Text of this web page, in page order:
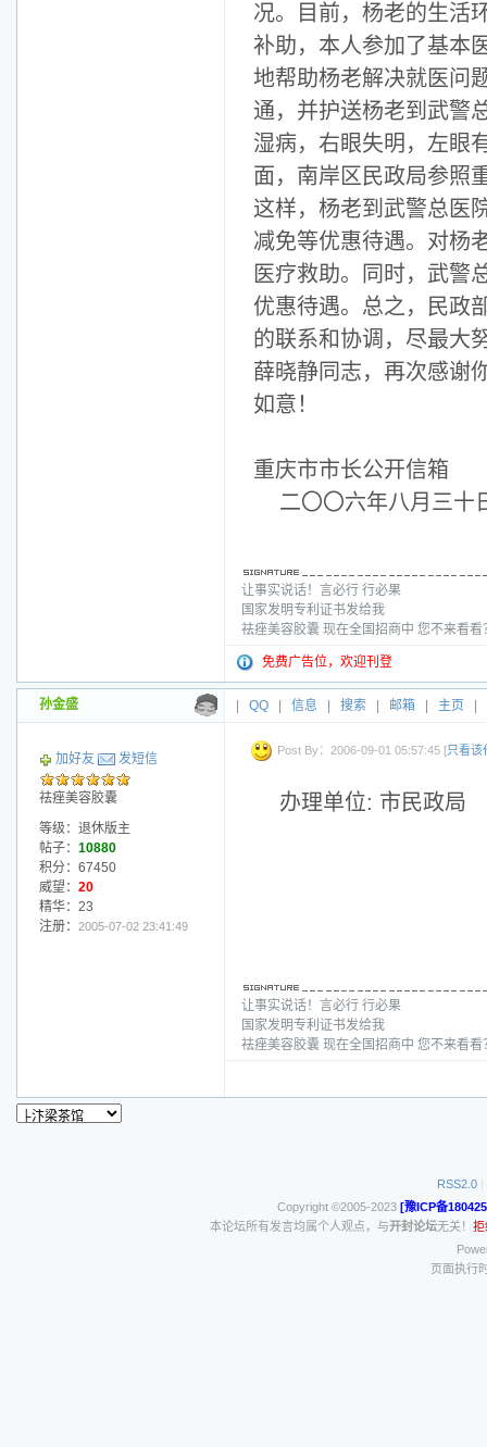
况。目前，杨老的生活
补助，本人参加了基本
地帮助杨老解决就医问
通，并护送杨老到武警
湿病，右眼失明，左眼
面，南岸区民政局参照
这样，杨老到武警总医
减免等优惠待遇。对杨
医疗救助。同时，武警
优惠待遇。总之，民政
的联系和协调，尽最大
薛晓静同志，再次感谢
如意！
重庆市市长公开信箱
二〇〇六年八月三十
让事实说话！言必行 行必果
国家发明专利证书发给我
祛痤美容胶囊 现在全国招商中 您不来看
免费广告位，欢迎刊登
孙金盛 QQ 信息 搜索 邮箱 主页
加好友 发短信
祛痤美容胶囊
等级：退休版主
帖子： 10880
积分：67450
威望： 20
精华：23
注册： 2005-07-02 23:41:49
Post By：2006-09-01 05:57:45 [只看该
办理单位: 市民政局
让事实说话！言必行 行必果
国家发明专利证书发给我
祛痤美容胶囊 现在全国招商中 您不来看
RSS2.0 |
Copyright ©2005-2023 [豫ICP备
本论坛所有发言均属个人观点，与开封论坛无关！ 拒
页面执行